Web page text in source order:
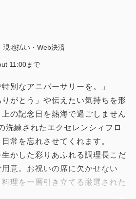
現地払い・Web決済
11:00まで
別なアニバーサリーを。」
がとう」や伝えたい気持ちを形
の記念日を熱海で過ごしません
洗練されたエクセレンシィフロ
常を忘れさせてくれます。
かした彩りあふれる調理長こだ
意。お祝いの席に欠かせない
料理を一層引き立てる厳選された